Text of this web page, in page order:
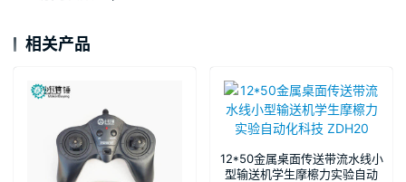
相关产品
12*50金属桌面传送带流水线小
型输送机学生摩檫力实验自动